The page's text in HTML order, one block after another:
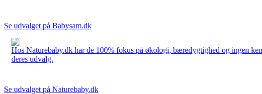
Se udvalget på Babysam.dk
Hos Naturebaby.dk har de 100% fokus på økologi, bæredygtighed og ingen
deres udvalg.
Se udvalget på Naturebaby.dk